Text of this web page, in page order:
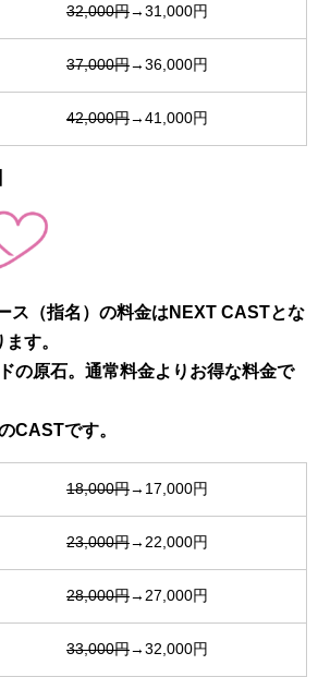
32,000円→31,000円
37,000円→36,000円
42,000円→41,000円
ス（指名）の料金はNEXT CASTとな
す。
の原石。通常料金よりお得な料金で
CASTです。
18,000円→17,000円
23,000円→22,000円
28,000円→27,000円
33,000円→32,000円